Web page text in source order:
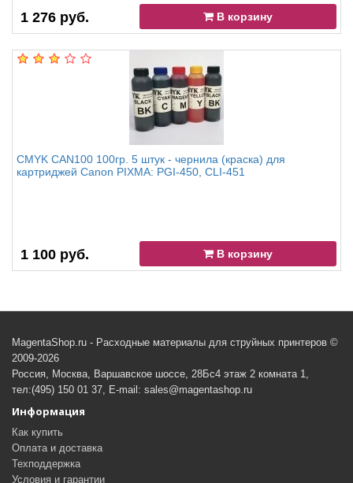
1 276 руб. В корзину
CMYK CAN100 100гр. 5 штук - чернила (краска) для
картриджей Canon PIXMA: PGI-450, CLI-451
1 100 руб. В корзину
MagentaShop.ru - Расходные материалы для струйных принтеров ©
2009-2026
Россия, Москва, Варшавское шоссе, 28Бс4 этаж 2 комната 1,
тел:(495) 150 01 37, E-mail: sales@magentashop.ru
Информация
Как купить
Оплата и доставка
Техподдержка
Условия и гарантии